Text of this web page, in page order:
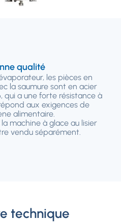
qualité
les pièces en
la saumure sont en acier
qui a une forte résistance à
aux exigences de
alimentaire.
machine à glace au lisier
vendu séparément.
technique